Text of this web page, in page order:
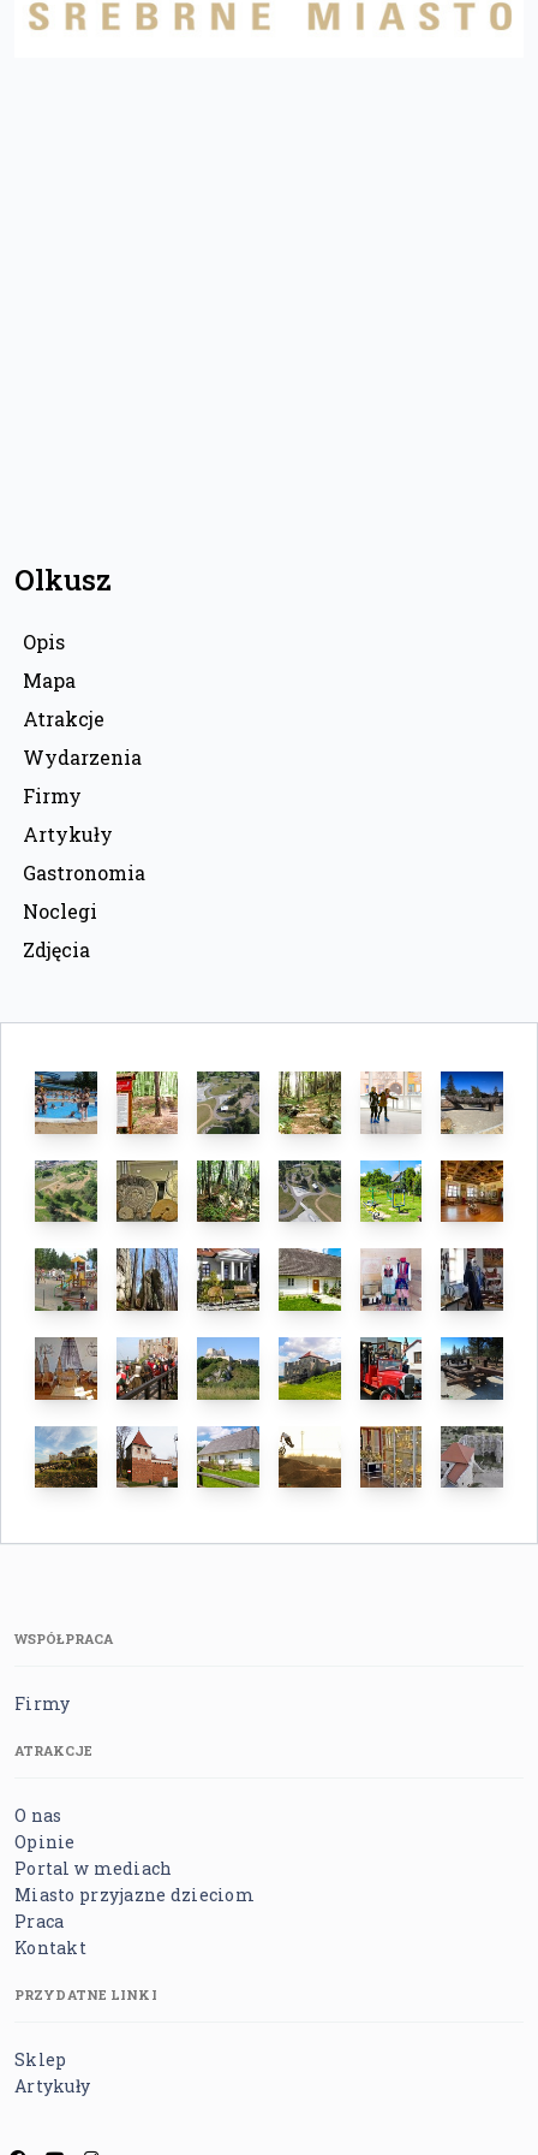
Olkusz
Opis
Mapa
Atrakcje
Wydarzenia
Firmy
Artykuły
Gastronomia
Noclegi
Zdjęcia
WSPÓŁPRACA
Firmy
ATRAKCJE
O nas
Opinie
Portal w mediach
Miasto przyjazne dzieciom
Praca
Kontakt
PRZYDATNE LINKI
Sklep
Artykuły